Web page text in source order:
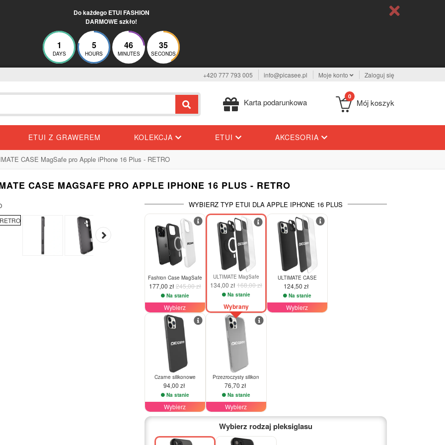
Do każdego ETUI FASHION
DARMOWE szkło!
1
DAYS
5
HOURS
46
MINUTES
35
SECONDS
+420 777 793 005 info@picasee.pl Moje konto Zaloguj się
Karta podarunkowa
0
Mój koszyk
ETUI Z GRAWEREM KOLEKCJA ETUI AKCESORIA
CASE MagSafe pro Apple iPhone 16 Plus - RETRO
CASE MAGSAFE PRO APPLE IPHONE 16 PLUS - RETRO
WYBIERZ TYP ETUI DLA APPLE IPHONE 16 PLUS
-28%
Fashion Case MagSafe
177,00 zł 245,00 zł
Na stanie
Wybierz
-20%
ULTIMATE MagSafe
134,00 zł 168,00 zł
Na stanie
Wybrany
ULTIMATE CASE
124,50 zł
Na stanie
Wybierz
Czarne silikonowe
94,00 zł
Na stanie
Wybierz
Przezroczysty silikon
76,70 zł
Na stanie
Wybierz
Wybierz rodzaj pleksiglasu